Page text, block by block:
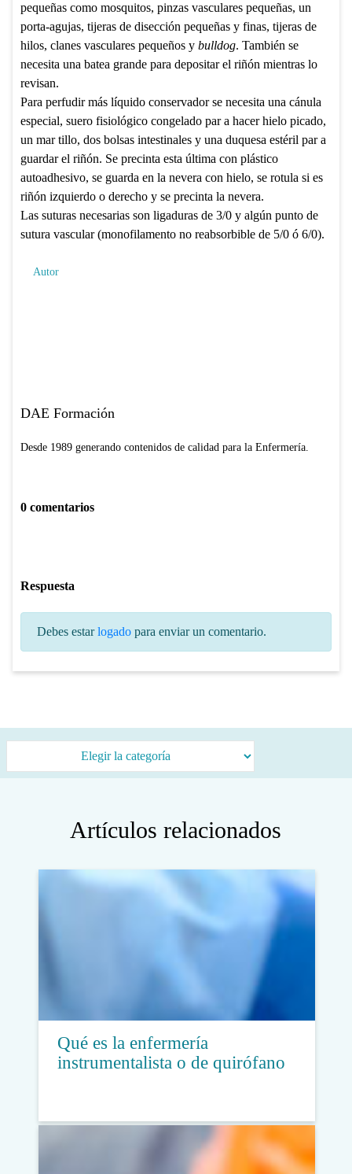
pequeñas como mosquitos, pinzas vasculares pequeñas, un
porta-agujas, tijeras de disección pequeñas y finas, tijeras de
hilos, clanes vasculares pequeños y bulldog. También se
necesita una batea grande para depositar el riñón mientras lo
revisan.
Para perfudir más líquido conservador se necesita una cánula
especial, suero fisiológico congelado par a hacer hielo picado,
un mar tillo, dos bolsas intestinales y una duquesa estéril par a
guardar el riñón. Se precinta esta última con plástico
autoadhesivo, se guarda en la nevera con hielo, se rotula si es
riñón izquierdo o derecho y se precinta la nevera.
Las suturas necesarias son ligaduras de 3/0 y algún punto de
sutura vascular (monofilamento no reabsorbible de 5/0 ó 6/0).
Autor
DAE Formación
Desde 1989 generando contenidos de calidad para la Enfermería.
0 comentarios
Respuesta
Debes estarlogadopara enviar un comentario.
Artículos relacionados
Qué es la enfermería
instrumentalista o de quirófano